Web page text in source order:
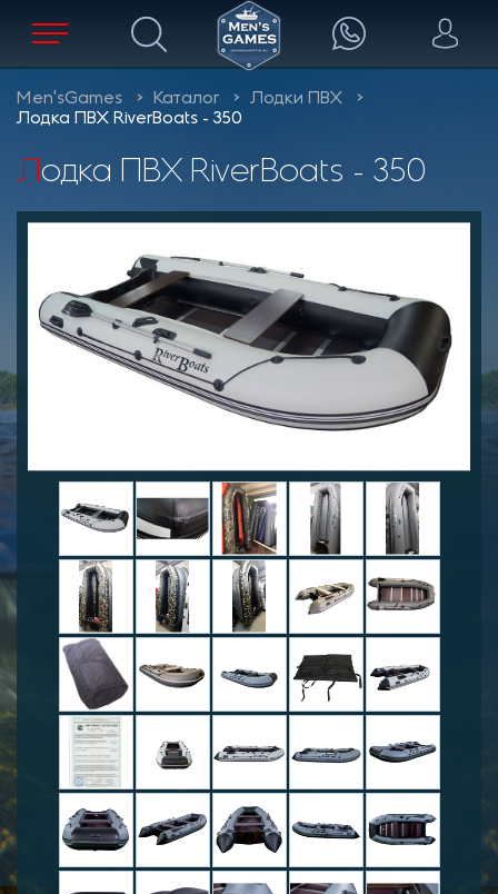
Men'sGames Каталог
Лодки ПВХ
Лодка ПВХ RiverBoats - 350
Лодка ПВХ RiverBoats - 350